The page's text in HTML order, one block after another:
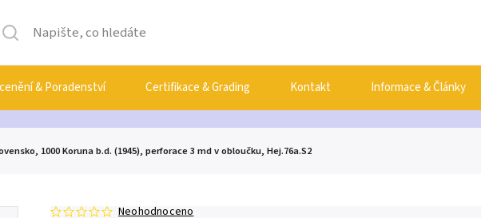
& Poradenství Certifikace & Grading Kontakt Informace & Články
1000 Koruna b.d. (1945), perforace 3 md v obloučku, Hej.76a.S2
Neohodnoceno